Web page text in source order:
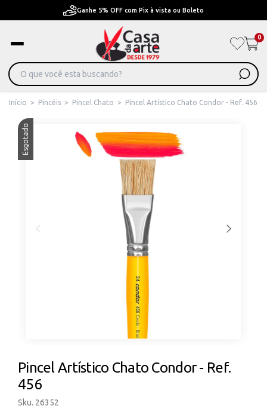
Pague em Até 6x sem juros ou ate 12x com
0
Início > Pincéis > Pincel Chato > Pincel Artístico Chato Condor - Ref. 456
Esgotado
Pincel Artístico Chato Condor - Ref.
456
Sku. 26352